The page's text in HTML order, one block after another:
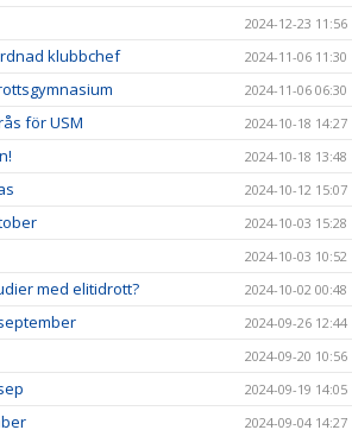
2024-12-23 11:56
klubbchef 2024-11-06 11:30
2024-11-06 06:30
för USM 2024-10-18 14:27
2024-10-18 13:48
2024-10-12 15:07
2024-10-03 15:28
2024-10-03 10:52
med elitidrott? 2024-10-02 00:48
2024-09-26 12:44
2024-09-20 10:56
2024-09-19 14:05
2024-09-04 14:27